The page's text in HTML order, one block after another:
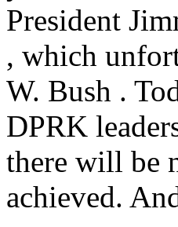
President
, which
W. Bush .
DPRK
there will be
achieved.